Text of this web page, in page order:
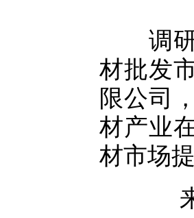
调研
材批发
限公司
材产业
材市场
来